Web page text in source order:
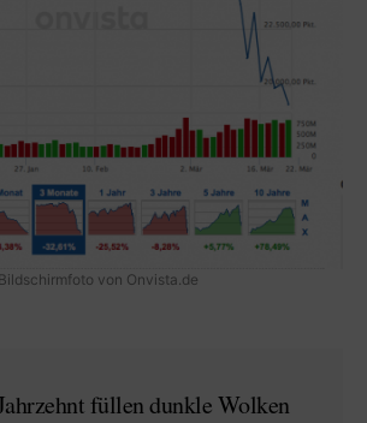
Bildschirmfoto von Onvista.de
füllen dunkle Wolken